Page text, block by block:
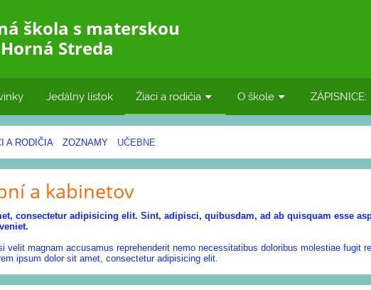
škola s materskou
Streda
Jedálny lístok Žiaci a rodičia O škole ZÁPISNICE:
A RODIČIA ZOZNAMY UČEBNE
a kabinetov
consectetur adipisicing elit. Sint, adipisci, quibusdam, ad ab quisquam esse
velit magnam accusamus reprehenderit nemo necessitatibus doloribus molestiae fugit
ipsum dolor sit amet, consectetur adipisicing elit.